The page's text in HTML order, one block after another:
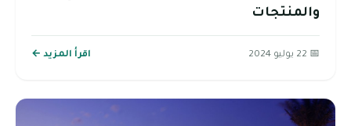
والمنتجات
📅 22 يوليو 2024 اقرأ المزيد ←